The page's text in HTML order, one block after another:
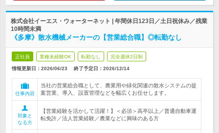
株式会社イーエス・ウォーターネット | 年間休日123日／土日祝休み／残業
10時間未満
《多摩》散水機械メーカーの【営業総合職】◎転勤なし
正社員 業種未経験OK 転勤なし 完全週休2日制
情報更新日：2026/06/23 終了予定日： 2026/12/14
仕事内容
当社の営業総合職として、農業用や緑化関連の散水システムの提
案営業、導入、設置管理などを幅広くお任せします。
対象と
なる方
【営業経験を活かして活躍！】＜必須＞高卒以上／普通自動車運
転免許／法人営業経験／農業などに興味のある方